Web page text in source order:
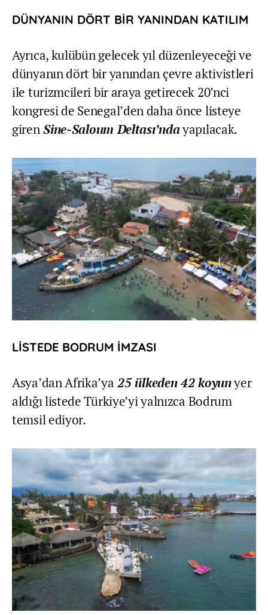
DÜNYANIN DÖRT BİR YANINDAN KATILIM
Ayrıca, kulübün gelecek yıl düzenleyeceği ve
dünyanın dört bir yanından çevre aktivistleri
ile turizmcileri bir araya getirecek 20’nci
kongresi de Senegal’den daha önce listeye
girenSine-Saloum Deltası’ndayapılacak.
LİSTEDE BODRUM İMZASI
Asya’dan Afrika’ya 25 ülkeden 42 koyunyer
aldığı listede Türkiye’yi yalnızca Bodrum
temsil ediyor.